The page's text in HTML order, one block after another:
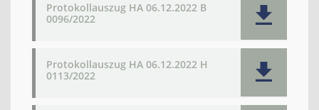
Protokollauszug HA 06.12.2022 B
0096/2022
Protokollauszug HA 06.12.2022 H
0113/2022